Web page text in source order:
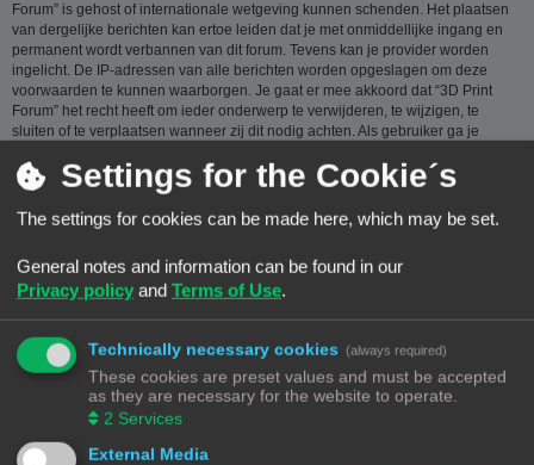
Forum” is gehost of internationale wetgeving kunnen schenden. Het plaatsen
van dergelijke berichten kan ertoe leiden dat je met onmiddellijke ingang en
permanent wordt verbannen van dit forum. Tevens kan je provider worden
ingelicht. De IP-adressen van alle berichten worden opgeslagen om deze
voorwaarden te kunnen waarborgen. Je gaat er mee akkoord dat “3D Print
Forum” het recht heeft om ieder onderwerp te verwijderen, te wijzigen, te
sluiten of te verplaatsen wanneer zij dit nodig achten. Als gebruiker ga je
een database. Hoewel deze informatie niet aan een derde partij zal worden
verstrekt zónder je toestemming, kan “3D Print Forum” nóch phpBB
verantwoordelijk worden gehouden voor een hackpoging die ertoe kan leiden
dat de gegevens vrijkomen.
Je gaat akkoord met de regels die zijn samengesteld door de beheerders van
dit forum.: Bekijk de regels van dit Forum
Privacybeleid
Deze website is eigendom van de beheerder van 3Dprintforum.eu
Contactgegevens:
Zie contact link
Inzamelen van informatie - Privacy en gegevensbescherming
Settings for the Cookie´s
The settings for cookies can be made here, which may be set.
General notes and information can be found in our
Privacy policy and Terms of Use.
Technically necessary cookies (always required)
These cookies are preset values and must be accepted
as they are necessary for the website to operate.
2 Services
External Media